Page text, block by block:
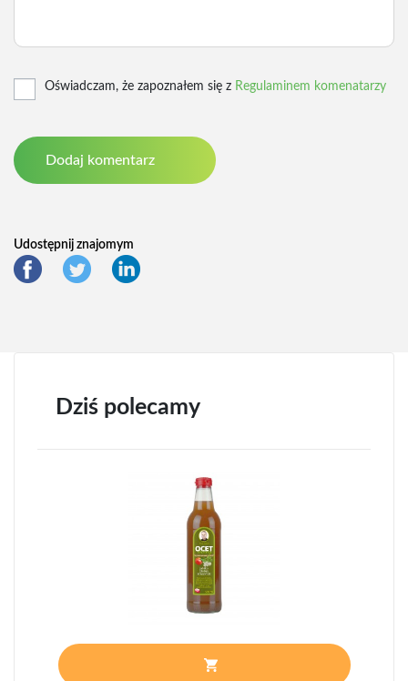
Dziś polecamy
Oświadczam, że zapoznałem się z Regulaminem komenatarzy
Udostępnij znajomym